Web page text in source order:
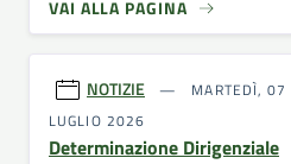
VAI ALLA PAGINA
NOTIZIE
MARTEDÌ, 07
LUGLIO 2026
Determinazione Dirigenziale